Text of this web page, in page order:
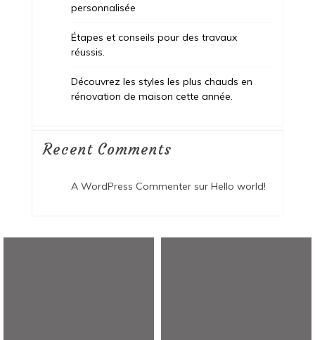
personnalisée
Étapes et conseils pour des travaux
réussis.
Découvrez les styles les plus chauds en
rénovation de maison cette année.
Recent Comments
A WordPress Commentersur Hello world!